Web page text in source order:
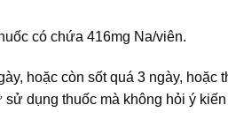
có chứa 416mg Na/viên.
hoặc còn sốt quá 3 ngày,
dụng thuốc mà không hỏi ý kiến